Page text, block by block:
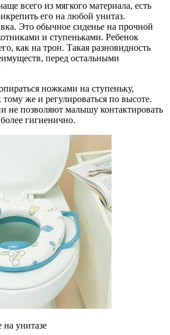
всего из мягкого материала, есть
его на любой унитаз.
Это обычное сиденье на прочной
и ступеньками. Ребенок
как на трон. Такая разновидность
перед остальными
ножками на ступеньку,
тому же и регулироваться по высоте.
не позволяют малышу контактировать
гигиенично.
на унитазе